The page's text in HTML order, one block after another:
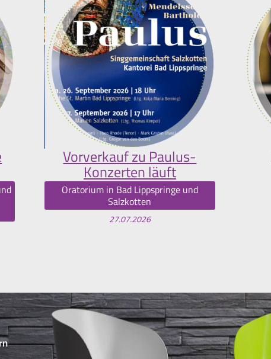
Vorverkauf zu Paulus-
Konzerten läuft
Oratorium in Bad Lippspringe und
Salzkotten
27.07.2026